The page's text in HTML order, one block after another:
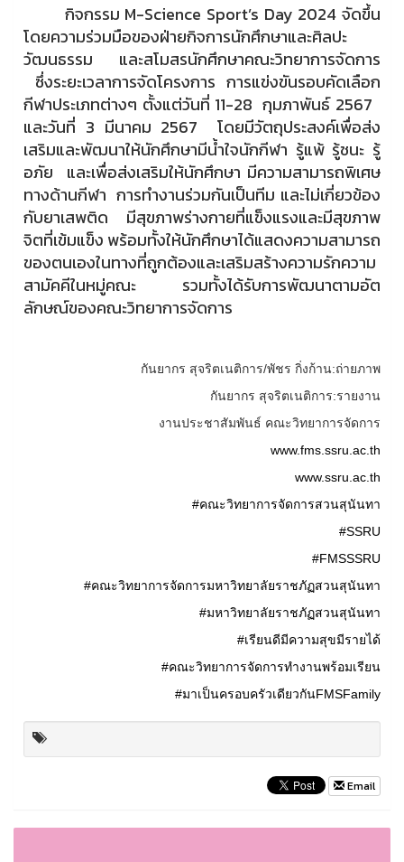
กิจกรรม M-Science Sport’s Day 2024 จัดขึ้น
โดยความร่วมมือของฝ่ายกิจการนักศึกษาและศิลปะ
วัฒนธรรม และสโมสรนักศึกษาคณะวิทยาการจัดการ
ซึ่งระยะเวลาการจัดโครงการ การแข่งขันรอบคัดเลือก
กีฬาประเภทต่างๆ ตั้งแต่วันที่ 11-28 กุมภาพันธ์ 2567
และวันที่ 3 มีนาคม 2567 โดยมีวัตถุประสงค์เพื่อส่ง
เสริมและพัฒนาให้นักศึกษามีน้ำใจนักกีฬา รู้แพ้ รู้ชนะ รู้
อภัย และเพื่อส่งเสริมให้นักศึกษา มีความสามารถพิเศษ
ทางด้านกีฬา การทำงานร่วมกันเป็นทีม และไม่เกี่ยวข้อง
กับยาเสพติด มีสุขภาพร่างกายที่แข็งแรงและมีสุขภาพ
จิตที่เข้มแข็ง พร้อมทั้งให้นักศึกษาได้แสดงความสามารถ
ของตนเองในทางที่ถูกต้องและเสริมสร้างความรักความ
สามัคคีในหมู่คณะ รวมทั้งได้รับการพัฒนาตามอัต
ลักษณ์ของคณะวิทยาการจัดการ
กันยากร สุจริตเนติการ/พัชร กิ่งก้าน:ถ่ายภาพ
กันยากร สุจริตเนติการ:รายงาน
งานประชาสัมพันธ์ คณะวิทยาการจัดการ
www.fms.ssru.ac.th
www.ssru.ac.th
#คณะวิทยาการจัดการสวนสุนันทา
#SSRU
#FMSSSRU
#คณะวิทยาการจัดการมหาวิทยาลัยราชภัฏสวนสุนันทา
#มหาวิทยาลัยราชภัฏสวนสุนันทา
#เรียนดีมีความสุขมีรายได้
#คณะวิทยาการจัดการทำงานพร้อมเรียน
#มาเป็นครอบครัวเดียวกันFMSFamily
Email